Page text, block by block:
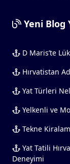
Yeni Blog
D Maris’te
Hırvatistan
Yat Türleri
Yelkenli ve
Tekne
Yat Tatili
Deneyimi